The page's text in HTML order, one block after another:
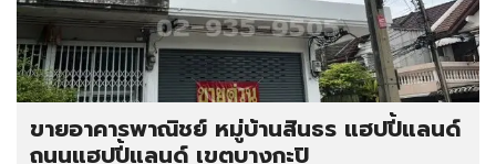
ขายอาคารพาณิชย์ หมู่บ้านสินธร แฮปปี้แลนด์
ถนนแฮปปี้แลนด์ เขตบางกะปิ